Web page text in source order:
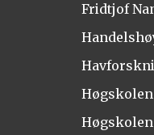
Fridtjof